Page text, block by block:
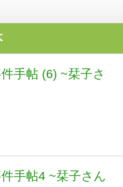
手帖 (6) ~栞子さ
手帖4 ~栞子さん